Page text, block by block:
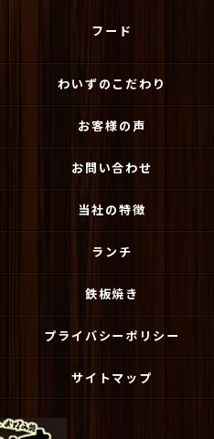
フード
わいずのこだわり
お客様の声
お問い合わせ
当社の特徴
ランチ
鉄板焼き
プライバシーポリシー
サイトマップ